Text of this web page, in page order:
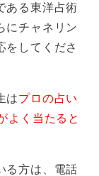
ある東洋占術
にチャネリン
をしてくださ
はプロの占い
よく当たると
る方は、電話